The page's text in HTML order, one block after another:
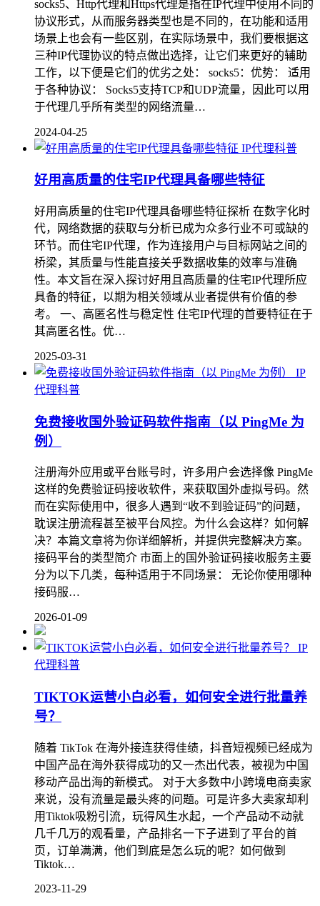
socks5、Http代理和Https代理是指在IP代理中使用不同的
协议形式，从而服务器类型也是不同的，在功能和适用
场景上也会有一些区别，在实际场景中，我们要根据这
三种IP代理协议的特点做出选择，让它们来更好的辅助
工作，以下便是它们的优劣之处： socks5：优势： 适用
于各种协议： Socks5支持TCP和UDP流量，因此可以用
于代理几乎所有类型的网络流量…
2024-04-25
IP代理科普
好用高质量的住宅IP代理具备哪些特征
好用高质量的住宅IP代理具备哪些特征探析 在数字化时
代，网络数据的获取与分析已成为众多行业不可或缺的
环节。而住宅IP代理，作为连接用户与目标网站之间的
桥梁，其质量与性能直接关乎数据收集的效率与准确
性。本文旨在深入探讨好用且高质量的住宅IP代理所应
具备的特征，以期为相关领域从业者提供有价值的参
考。 一、高匿名性与稳定性 住宅IP代理的首要特征在于
其高匿名性。优…
2025-03-31
IP
代理科普
免费接收国外验证码软件指南（以 PingMe 为
例）
注册海外应用或平台账号时，许多用户会选择像 PingMe
这样的免费验证码接收软件，来获取国外虚拟号码。然
而在实际使用中，很多人遇到“收不到验证码”的问题，
耽误注册流程甚至被平台风控。为什么会这样？如何解
决？本篇文章将为你详细解析，并提供完整解决方案。
接码平台的类型简介 市面上的国外验证码接收服务主要
分为以下几类，每种适用于不同场景： 无论你使用哪种
接码服…
2026-01-09
IP
代理科普
TIKTOK运营小白必看，如何安全进行批量养
号？
随着 TikTok 在海外接连获得佳绩，抖音短视频已经成为
中国产品在海外获得成功的又一杰出代表，被视为中国
移动产品出海的新模式。 对于大多数中小跨境电商卖家
来说，没有流量是最头疼的问题。可是许多大卖家却利
用Tiktok吸粉引流，玩得风生水起，一个产品动不动就
几千几万的观看量，产品排名一下子进到了平台的首
页，订单满满，他们到底是怎么玩的呢？如何做到
Tiktok…
2023-11-29